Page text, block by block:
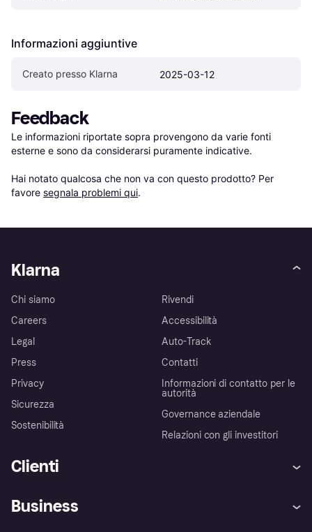
Informazioni aggiuntive
Creato presso Klarna 2025-03-12
Feedback
Le informazioni riportate sopra provengono da varie fonti
esterne e sono da considerarsi puramente indicative.
Hai notato qualcosa che non va con questo prodotto? Per
favore segnala problemi qui.
Klarna
Chi siamo
Careers
Legal
Press
Privacy
Sicurezza
Sostenibilità
Rivendi
Accessibilità
Auto-Track
Contatti
Informazioni di contatto per le
autorità
Governance aziendale
Relazioni con gli investitori
Clienti
Business